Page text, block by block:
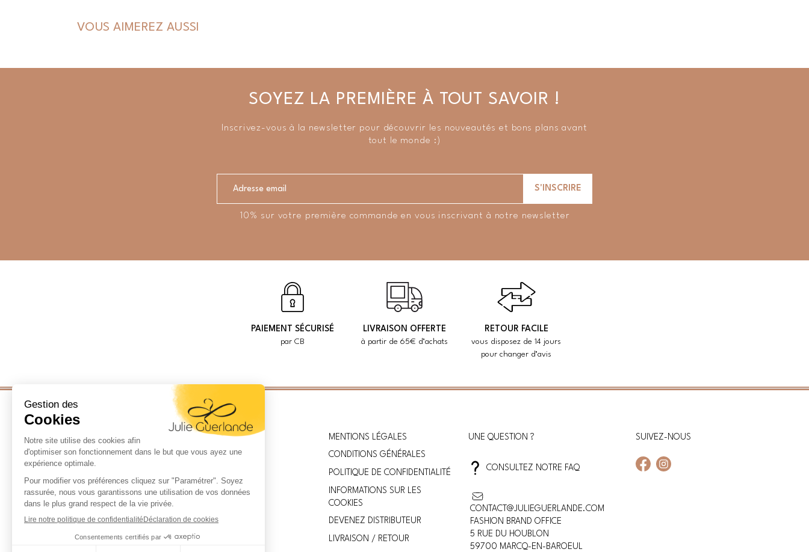
VOUS AIMEREZ AUSSI
SOYEZ LA PREMIÈRE À TOUT SAVOIR !
Inscrivez-vous à la newsletter pour découvrir les nouveautés et bons plans avant
tout le monde :)
10% sur votre première commande en vous inscrivant à notre newsletter
PAIEMENT SÉCURISÉ
par CB
LIVRAISON OFFERTE
à partir de 65€ d’achats
RETOUR FACILE
vous disposez de 14 jours
pour changer d’avis
LA MARQUE
LOOKBOOK
LA COLLECTION
MENTIONS LÉGALES
CONDITIONS GÉNÉRALES
POLITIQUE DE CONFIDENTIALITÉ
INFORMATIONS SUR LES
COOKIES
DEVENEZ DISTRIBUTEUR
LIVRAISON / RETOUR
SUIVEZ-NOUS
UNE QUESTION ?
CONSULTEZ NOTRE FAQ
CONTACT@JULIEGUERLANDE.COM
FASHION BRAND OFFICE
5 RUE DU HOUBLON
59700 MARCQ-EN-BAROEUL